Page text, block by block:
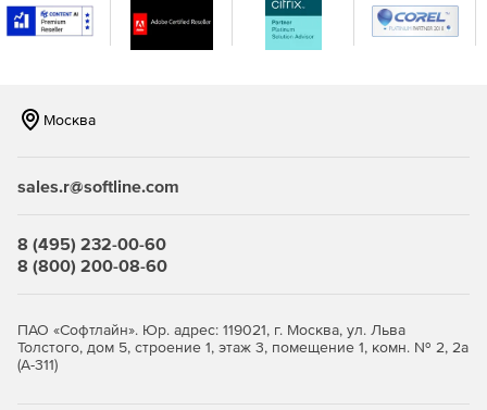
Сенсорные сети.
Автоматическое снятие показаний счетчиков.
Управления рекламными и информационными
Управление мобильными устройствами (GSM/3G/LTE).
И другие.
Москва
sales.r@softline.com
8 (495) 232-00-60
8 (800) 200-08-60
ПАО «Софтлайн». Юр. адрес: 119021, г. Москва, ул. Льва
Толстого, дом 5, строение 1, этаж 3, помещение 1, комн. № 2, 2а
(А-311)